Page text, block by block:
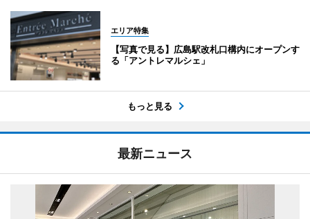
エリア特集
【写真で見る】広島駅改札口構内にオープンす
る「アントレマルシェ」
もっと見る
最新ニュース